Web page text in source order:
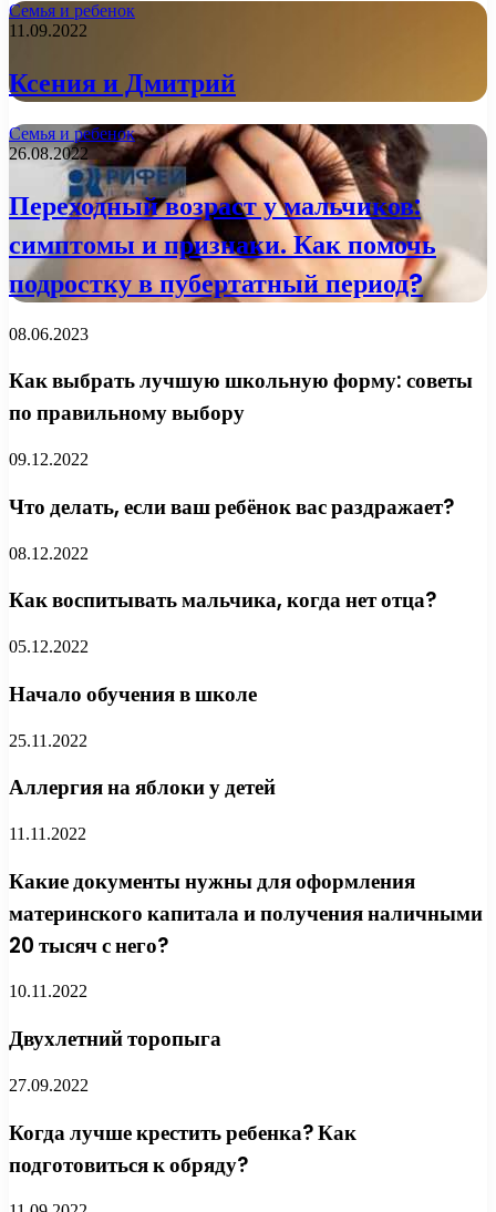
Семья и ребенок
11.09.2022
Ксения и Дмитрий
Семья и ребенок
26.08.2022
Переходный возраст у мальчиков:
симптомы и признаки. Как помочь
подростку в пубертатный период?
08.06.2023
Как выбрать лучшую школьную форму: советы
по правильному выбору
09.12.2022
Что делать, если ваш ребёнок вас раздражает?
08.12.2022
Как воспитывать мальчика, когда нет отца?
05.12.2022
Начало обучения в школе
25.11.2022
Аллергия на яблоки у детей
11.11.2022
Какие документы нужны для оформления
материнского капитала и получения наличными
20 тысяч с него?
10.11.2022
Двухлетний торопыга
27.09.2022
Когда лучше крестить ребенка? Как
подготовиться к обряду?